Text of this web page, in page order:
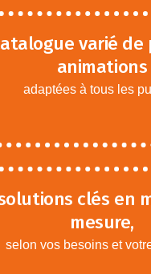
varié de
animations
adaptées à tous les
clés en
mesure,
selon vos besoins et